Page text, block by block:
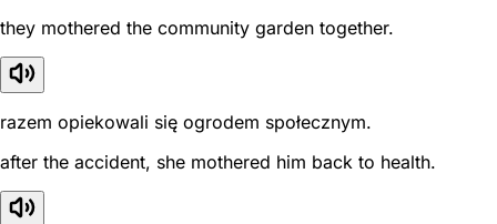
they mothered the community garden together.
razem opiekowali się ogrodem społecznym.
after the accident, she mothered him back to health.